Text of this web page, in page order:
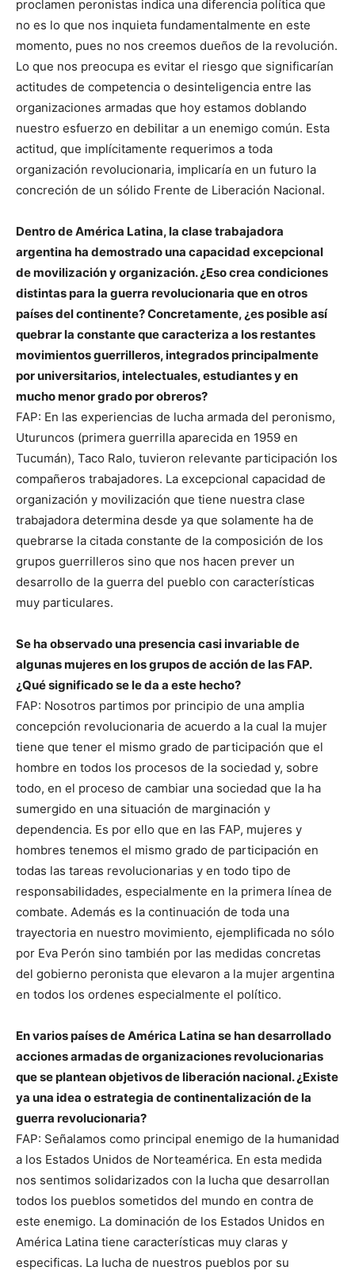
proclamen peronistas indica una diferencia política que
no es lo que nos inquieta fundamentalmente en este
momento, pues no nos creemos dueños de la revolución.
Lo que nos preocupa es evitar el riesgo que significarían
actitudes de competencia o desinteligencia entre las
organizaciones armadas que hoy estamos doblando
nuestro esfuerzo en debilitar a un enemigo común. Esta
actitud, que implícitamente requerimos a toda
organización revolucionaria, implicaría en un futuro la
concreción de un sólido Frente de Liberación Nacional.
Dentro de América Latina, la clase trabajadora
argentina ha demostrado una capacidad excepcional
de movilización y organización. ¿Eso crea condiciones
distintas para la guerra revolucionaria que en otros
países del continente? Concretamente, ¿es posible así
quebrar la constante que caracteriza a los restantes
movimientos guerrilleros, integrados principalmente
por universitarios, intelectuales, estudiantes y en
mucho menor grado por obreros?
FAP: En las experiencias de lucha armada del peronismo,
Uturuncos (primera guerrilla aparecida en 1959 en
Tucumán), Taco Ralo, tuvieron relevante participación los
compañeros trabajadores. La excepcional capacidad de
organización y movilización que tiene nuestra clase
trabajadora determina desde ya que solamente ha de
quebrarse la citada constante de la composición de los
grupos guerrilleros sino que nos hacen prever un
desarrollo de la guerra del pueblo con características
muy particulares.
Se ha observado una presencia casi invariable de
algunas mujeres en los grupos de acción de las FAP.
¿Qué significado se le da a este hecho?
FAP: Nosotros partimos por principio de una amplia
concepción revolucionaria de acuerdo a la cual la mujer
tiene que tener el mismo grado de participación que el
hombre en todos los procesos de la sociedad y, sobre
todo, en el proceso de cambiar una sociedad que la ha
sumergido en una situación de marginación y
dependencia. Es por ello que en las FAP, mujeres y
hombres tenemos el mismo grado de participación en
todas las tareas revolucionarias y en todo tipo de
responsabilidades, especialmente en la primera línea de
combate. Además es la continuación de toda una
trayectoria en nuestro movimiento, ejemplificada no sólo
por Eva Perón sino también por las medidas concretas
del gobierno peronista que elevaron a la mujer argentina
en todos los ordenes especialmente el político.
En varios países de América Latina se han desarrollado
acciones armadas de organizaciones revolucionarias
que se plantean objetivos de liberación nacional. ¿Existe
ya una idea o estrategia de continentalización de la
guerra revolucionaria?
FAP: Señalamos como principal enemigo de la humanidad
a los Estados Unidos de Norteamérica. En esta medida
nos sentimos solidarizados con la lucha que desarrollan
todos los pueblos sometidos del mundo en contra de
este enemigo. La dominación de los Estados Unidos en
América Latina tiene características muy claras y
especificas. La lucha de nuestros pueblos por su